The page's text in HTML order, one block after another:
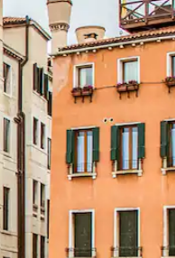
kao i dodirom ili